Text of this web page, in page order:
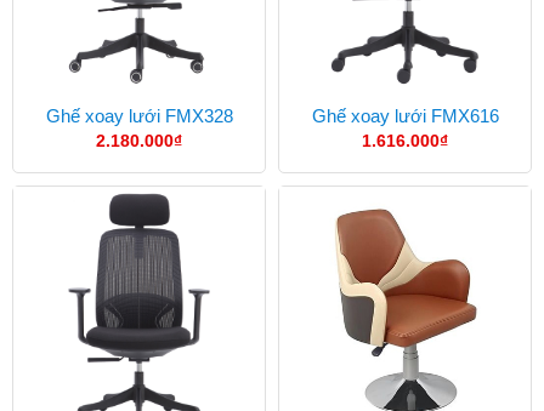
Ghế xoay lưới FMX328
2.180.000₫
Ghế xoay lưới FMX616
1.616.000₫